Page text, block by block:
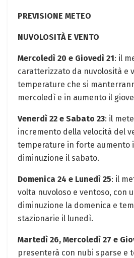
PREVISIONE METEO
NUVOLOSITÀ E VENTO
Mercoledì 20 e Giovedì 21: il
caratterizzato da nuvolosità e
temperature che si
mercoledì e in aumento il
Venerdì 22 e Sabato 23: il
incremento della velocità del
temperature in forte aumento
diminuzione il sabato.
Domenica 24 e Lunedì 25: il
volta nuvoloso e ventoso, con
diminuzione la domenica e
stazionarie il lunedì.
Martedì 26, Mercoledì 27 e
presenterà con nubi sparse e